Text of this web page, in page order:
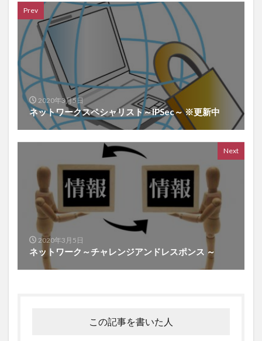
Prev
2020年3月5日
ネットワークスペシャリスト～IPSec～ ※更新中
Next
2020年3月5日
ネットワーク～チャレンジアンドレスポンス ～
この記事を書いた人